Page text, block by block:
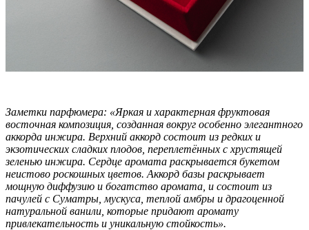
Заметки парфюмера: «Яркая и характерная фруктовая
восточная композиция, созданная вокруг особенно элегантного
аккорда инжира. Верхний аккорд состоит из редких и
экзотических сладких плодов, переплетённых с хрустящей
зеленью инжира. Сердце аромата раскрывается букетом
неистово роскошных цветов. Аккорд базы раскрывает
мощную диффузию и богатство аромата, и состоит из
пачулей с Суматры, мускуса, теплой амбры и драгоценной
натуральной ванили, которые придают аромату
привлекательность и уникальную стойкость».